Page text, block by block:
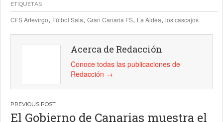
ETIQUETAS
CFS Artevirgo, Fútbol Sala, Gran Canaria FS, La Aldea, los cascajos
Acerca de Redacción
Conoce todas las publicaciones de
Redacción →
Navegación
El Gobierno de Canarias muestra el